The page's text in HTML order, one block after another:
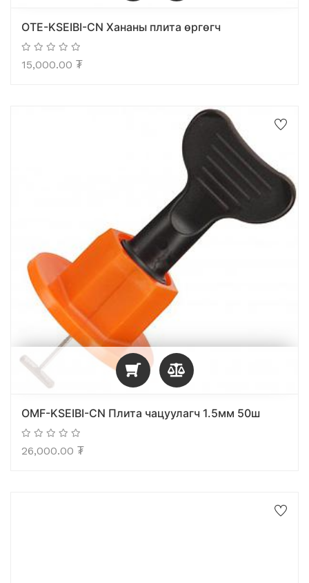
OTE-KSEIBI-CN Хананы плита өргөгч
15,000.00 ₮
OMF-KSEIBI-CN Плита чацуулагч 1.5мм 50ш
26,000.00 ₮